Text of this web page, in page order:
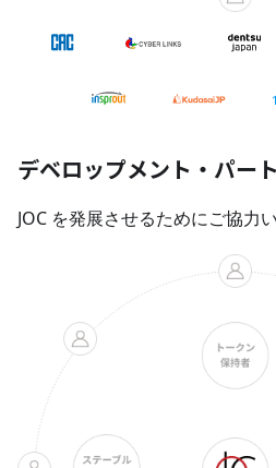
デベロップメント・パー
JOC を発展させるためにご協力